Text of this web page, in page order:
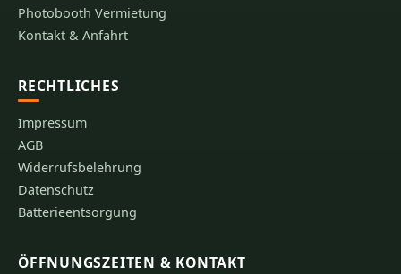
Photobooth Vermietung
Kontakt & Anfahrt
RECHTLICHES
Impressum
AGB
Widerrufsbelehrung
Datenschutz
Batterieentsorgung
ÖFFNUNGSZEITEN & KONTAKT